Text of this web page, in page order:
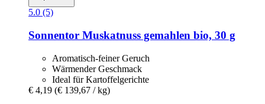
5.0 (5)
Sonnentor Muskatnuss gemahlen bio, 30 g
Aromatisch-feiner Geruch
Wärmender Geschmack
Ideal für Kartoffelgerichte
€ 4,19 (€ 139,67 / kg)